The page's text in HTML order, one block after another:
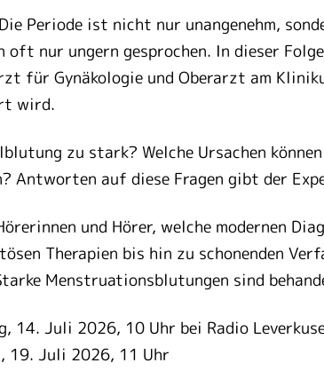
Periode ist nicht nur unangenehm,
nur ungern gesprochen. In dieser
für Gynäkologie und Oberarzt am
wird.
zu stark? Welche Ursachen
Antworten auf diese Fragen gibt der
und Hörer, welche modernen
Therapien bis hin zu schonenden
Menstruationsblutungen sind
14. Juli 2026, 10 Uhr bei Radio
19. Juli 2026, 11 Uhr